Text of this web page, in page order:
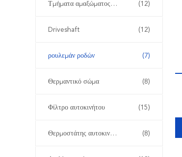
Τμήματα αμαξώματος αυτοκινήτου (12)
Driveshaft (12)
ρουλεμάν ροδών (7)
Θερμαντικό σώμα (8)
Φίλτρο αυτοκινήτου (15)
Θερμοστάτης αυτοκινήτων (8)